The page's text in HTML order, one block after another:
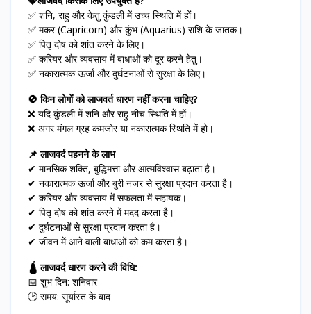
✅ शनि, राहु और केतु कुंडली में उच्च स्थिति में हों।
✅ मकर (Capricorn) और कुंभ (Aquarius) राशि के जातक।
✅ पितृ दोष को शांत करने के लिए।
✅ करियर और व्यवसाय में बाधाओं को दूर करने हेतु।
✅ नकारात्मक ऊर्जा और दुर्घटनाओं से सुरक्षा के लिए।
🚫 किन लोगों को लाजवर्त धारण नहीं करना चाहिए?
❌ यदि कुंडली में शनि और राहु नीच स्थिति में हों।
❌ अगर मंगल ग्रह कमजोर या नकारात्मक स्थिति में हो।
📌 लाजवर्द पहनने के लाभ
✔ मानसिक शक्ति, बुद्धिमत्ता और आत्मविश्वास बढ़ाता है।
✔ नकारात्मक ऊर्जा और बुरी नजर से सुरक्षा प्रदान करता है।
✔ करियर और व्यवसाय में सफलता में सहायक।
✔ पितृ दोष को शांत करने में मदद करता है।
✔ दुर्घटनाओं से सुरक्षा प्रदान करता है।
✔ जीवन में आने वाली बाधाओं को कम करता है।
🛕 लाजवर्द धारण करने की विधि:
📅 शुभ दिन: शनिवार
🕑 समय: सूर्यास्त के बाद